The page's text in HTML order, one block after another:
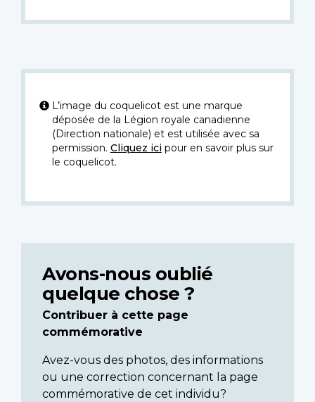
L’image du coquelicot est une marque
déposée de la Légion royale canadienne
(Direction nationale) et est utilisée avec sa
permission. Cliquez icipour en savoir plus sur
le coquelicot.
Avons-nous oublié
quelque chose ?
Contribuer à cette page
commémorative
Avez-vous des photos, des informations
ou une correction concernant la page
commémorative de cet individu?